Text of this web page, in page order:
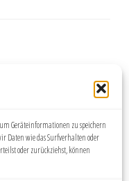
Geräteinformationen zu speichern
Daten wie das Surfverhalten oder
oder zurückziehst, können